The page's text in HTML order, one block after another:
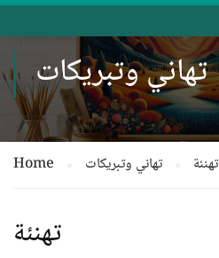
تهاني وتبريكات
Home تهاني وتبريكات تهنئة
تهنئة